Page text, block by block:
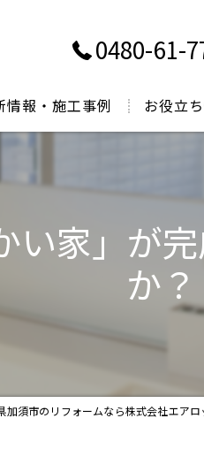
0480-61-
情報・施工事例 お役立
い家」が
か？
加須市のリフォームなら株式会社エアロ